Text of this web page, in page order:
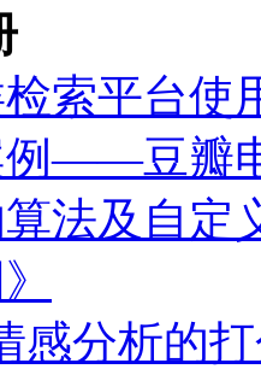
检索平台使
例——豆瓣
法及自定
感分析的